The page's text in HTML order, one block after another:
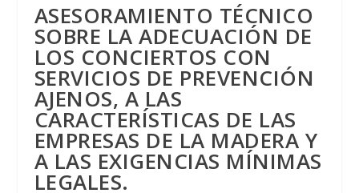
ASESORAMIENTO TÉCNICO
SOBRE LA ADECUACIÓN DE
LOS CONCIERTOS CON
SERVICIOS DE PREVENCIÓN
AJENOS, A LAS
CARACTERÍSTICAS DE LAS
EMPRESAS DE LA MADERA Y
A LAS EXIGENCIAS MÍNIMAS
LEGALES.